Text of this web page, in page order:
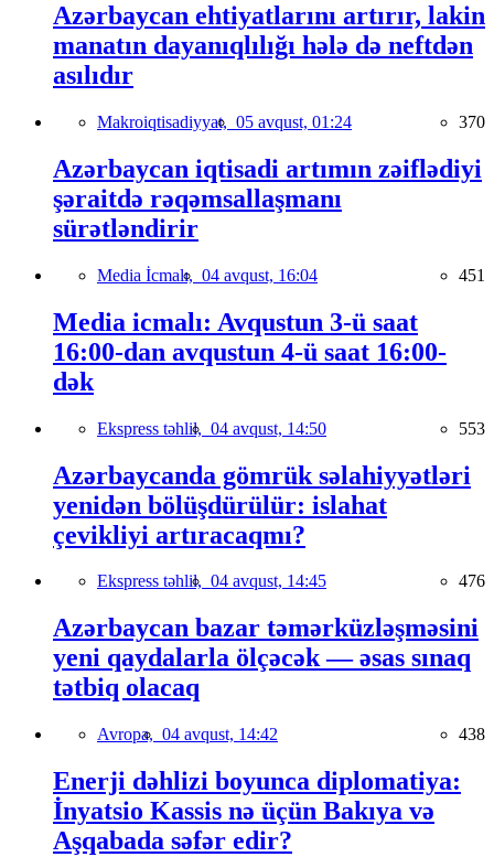
Azərbaycan ehtiyatlarını artırır, lakin
manatın dayanıqlılığı hələ də neftdən
asılıdır
Makroiqtisadiyyat, 05 avqust, 01:24 370
Azərbaycan iqtisadi artımın zəiflədiyi
şəraitdə rəqəmsallaşmanı
sürətləndirir
Media İcmalı, 04 avqust, 16:04 451
Media icmalı: Avqustun 3-ü saat
16:00-dan avqustun 4-ü saat 16:00-
dək
Ekspress təhlil, 04 avqust, 14:50 553
Azərbaycanda gömrük səlahiyyətləri
yenidən bölüşdürülür: islahat
çevikliyi artıracaqmı?
Ekspress təhlil, 04 avqust, 14:45 476
Azərbaycan bazar təmərküzləşməsini
yeni qaydalarla ölçəcək — əsas sınaq
tətbiq olacaq
Avropa, 04 avqust, 14:42 438
Enerji dəhlizi boyunca diplomatiya:
İnyatsio Kassis nə üçün Bakıya və
Aşqabada səfər edir?